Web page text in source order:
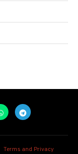
Terms and Privacy